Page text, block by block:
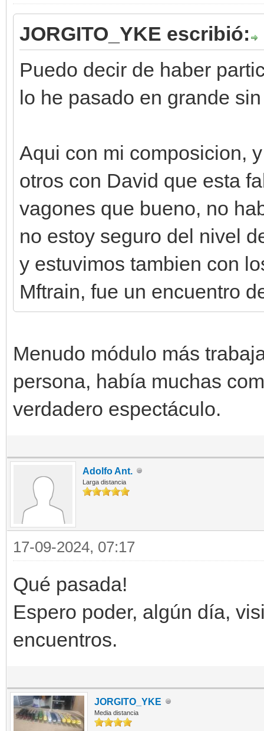
JORGITO_YKE escribió:
Puedo decir de haber
lo he pasado en grande
Aqui con mi composicion,
otros con David que esta
vagones que bueno, no
no estoy seguro del nivel
y estuvimos tambien con
Mftrain, fue un encuentro
Menudo módulo más
persona, había muchas
verdadero espectáculo.
Adolfo Ant.
Larga distancia
17-09-2024, 07:17
Qué pasada!
Espero poder, algún día,
encuentros.
JORGITO_YKE
Media distancia